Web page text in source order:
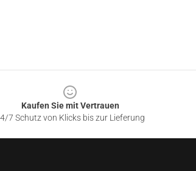
Kaufen Sie mit Vertrauen
7 Schutz von Klicks bis zur Lieferung